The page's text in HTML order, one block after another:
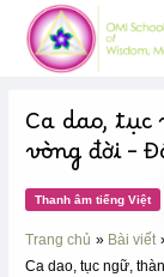
content
Ca dao,
vòng đời –
Thanh âm tiếng Việt
Trang chủ Bài viết
Ca dao, tục ngữ,
Post
navigation
CHUYÊN
MỤC: